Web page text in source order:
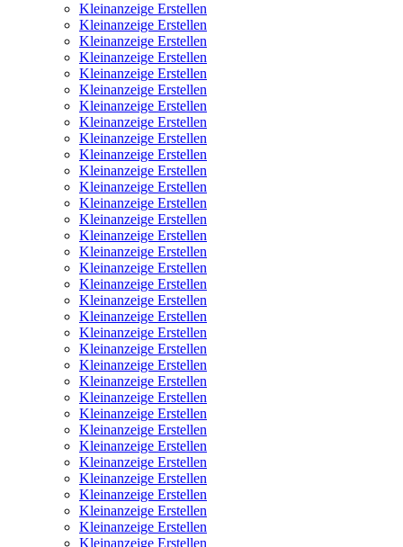
Kleinanzeige Erstellen
Kleinanzeige Erstellen
Kleinanzeige Erstellen
Kleinanzeige Erstellen
Kleinanzeige Erstellen
Kleinanzeige Erstellen
Kleinanzeige Erstellen
Kleinanzeige Erstellen
Kleinanzeige Erstellen
Kleinanzeige Erstellen
Kleinanzeige Erstellen
Kleinanzeige Erstellen
Kleinanzeige Erstellen
Kleinanzeige Erstellen
Kleinanzeige Erstellen
Kleinanzeige Erstellen
Kleinanzeige Erstellen
Kleinanzeige Erstellen
Kleinanzeige Erstellen
Kleinanzeige Erstellen
Kleinanzeige Erstellen
Kleinanzeige Erstellen
Kleinanzeige Erstellen
Kleinanzeige Erstellen
Kleinanzeige Erstellen
Kleinanzeige Erstellen
Kleinanzeige Erstellen
Kleinanzeige Erstellen
Kleinanzeige Erstellen
Kleinanzeige Erstellen
Kleinanzeige Erstellen
Kleinanzeige Erstellen
Kleinanzeige Erstellen
Kleinanzeige Erstellen